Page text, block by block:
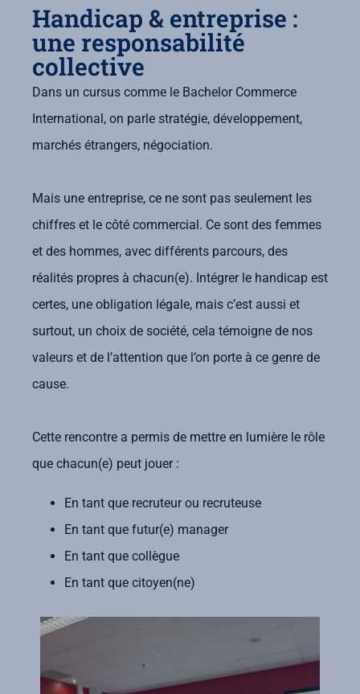
Handicap & entreprise :
une responsabilité
collective
Dans un cursus comme le Bachelor Commerce
International, on parle stratégie, développement,
marchés étrangers, négociation.
Mais une entreprise, ce ne sont pas seulement les
chiffres et le côté commercial. Ce sont des femmes
et des hommes, avec différents parcours, des
réalités propres à chacun(e). Intégrer le handicap est
certes, une obligation légale, mais c’est aussi et
surtout, un choix de société, cela témoigne de nos
valeurs et de l’attention que l’on porte à ce genre de
cause.
Cette rencontre a permis de mettre en lumière le rôle
que chacun(e) peut jouer :
En tant que recruteur ou recruteuse
En tant que futur(e) manager
En tant que collègue
En tant que citoyen(ne)